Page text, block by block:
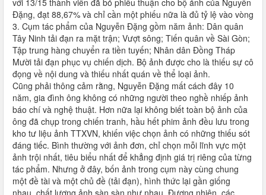
với 13/15 thành viên đã bỏ phiếu thuận cho bộ ảnh của Nguyễn
Đặng, đạt 88,67% và chỉ cần một phiếu nữa là đủ tỷ lệ vào vòng
3. Cụm tác phẩm của Nguyễn Đặng gồm năm ảnh: Dân quân
Tây Ninh tải đạn ra mặt trận; Vượt sông; Tiến quân về Sài Gòn;
Tập trung hàng chuyển ra tiền tuyến; Nhân dân Đồng Tháp
Mười tải đạn phục vụ chiến dịch. Bộ ảnh được cho là thiếu sự cô
đọng về nội dung và thiếu nhất quán về thể loại ảnh.
Cũng phải thông cảm rằng, Nguyễn Đặng mất cách đây 10
năm, gia đình ông không có những người theo nghề nhiếp ảnh
báo chí và nghệ thuật. Hơn nữa lại không biết toàn bộ ảnh của
ông đã chụp trong chiến tranh, hầu hết phim ảnh đều lưu trong
kho tư liệu ảnh TTXVN, khiến việc chọn ảnh có những thiếu sót
đáng tiếc. Bình thường với ảnh đơn, chỉ chọn mỗi lĩnh vực một
ảnh trội nhất, tiêu biểu nhất để khẳng định giá trị riêng của từng
tác phẩm. Nhưng ở đây, bốn ảnh trong cụm này cùng chung
một đề tài và một chủ đề (tải đạn), hình thức lại gần giống